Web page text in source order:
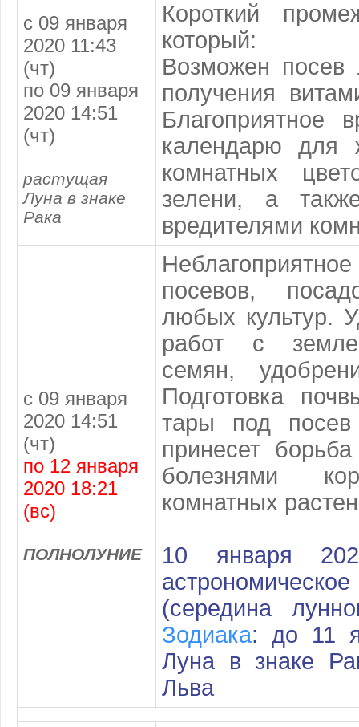
с 09 января
2020 11:43
(чт)
по 09 января
2020 14:51
(чт)
растущая
Луна в знаке
Рака
Короткий
который:
Возможен
получения
Благоприятное
календарю для
комнатных
зелени, а
вредителями
с 09 января
2020 14:51
(чт)
по 12 января
2020 18:21
(вс)
ПОЛНОЛУНИЕ
посевов,
любых культур.
работ с
семян,
Подготовка
тары под
принесет
болезнями
комнатных
10 января
(середина
Зодиака: до 11
Луна в знаке
Льва